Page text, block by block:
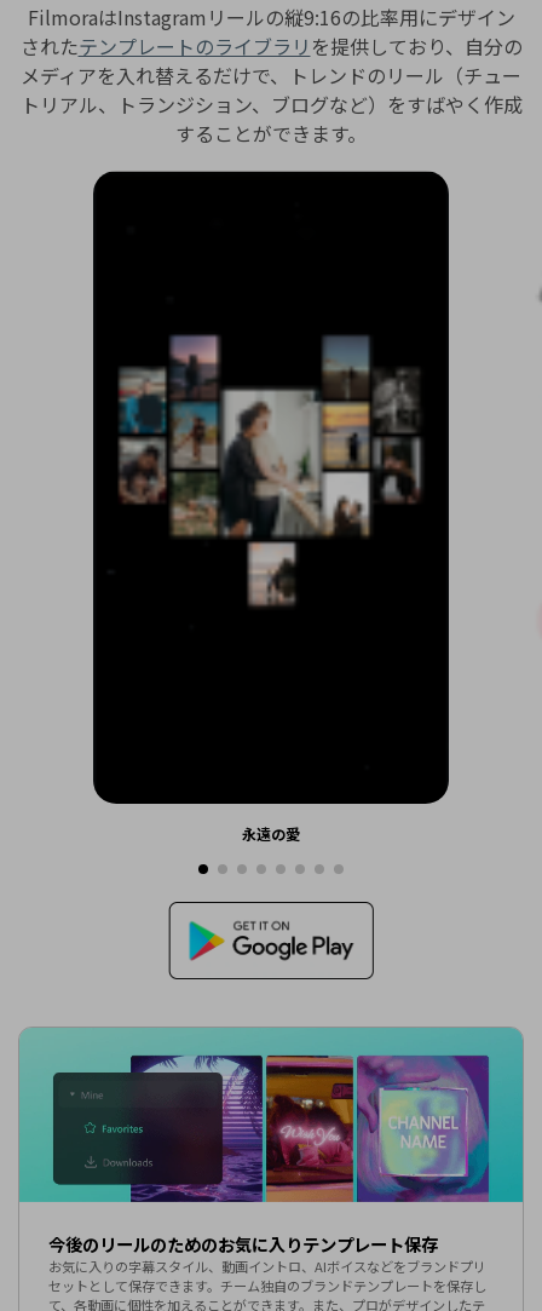
FilmoraはInstagramリールの縦9:16の比率用にデザイン
されたテンプレートのライブラリ を提供しており、自分の
メディアを入れ替えるだけで、トレンドのリール（チュー
トリアル、トランジション、ブログなど）をすばやく作成
することができます。
永遠の愛
今後のリールのためのお気に入りテンプレート保存
お気に入りの字幕スタイル、動画イントロ、AIボイスなどをブランドプリ
セットとして保存できます。チーム独自のブランドテンプレートを保存し
て、各動画に個性を加えることができます。また、プロがデザインしたテ